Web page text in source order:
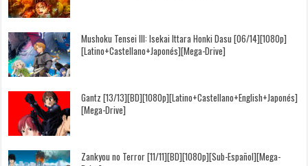
Mushoku Tensei III: Isekai Ittara Honki Dasu [06/14][1080p]
[Latino+Castellano+Japonés][Mega-Drive]
Gantz [13/13][BD][1080p][Latino+Castellano+English+Japonés]
[Mega-Drive]
Zankyou no Terror [11/11][BD][1080p][Sub-Español][Mega-